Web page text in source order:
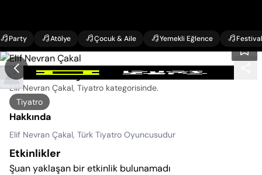
Party Atölye Çocuk & Aile Yemekli Eğlence Festival
Elif Nevran Çakal Etkinlikleri
Elif Nevran Çakal, Tiyatro kategorisinde.
Tiyatro
Hakkında
Elif Nevran Çakal, Türk Tiyatro Oyuncusudur
Etkinlikler
Şuan yaklaşan bir etkinlik bulunamadı